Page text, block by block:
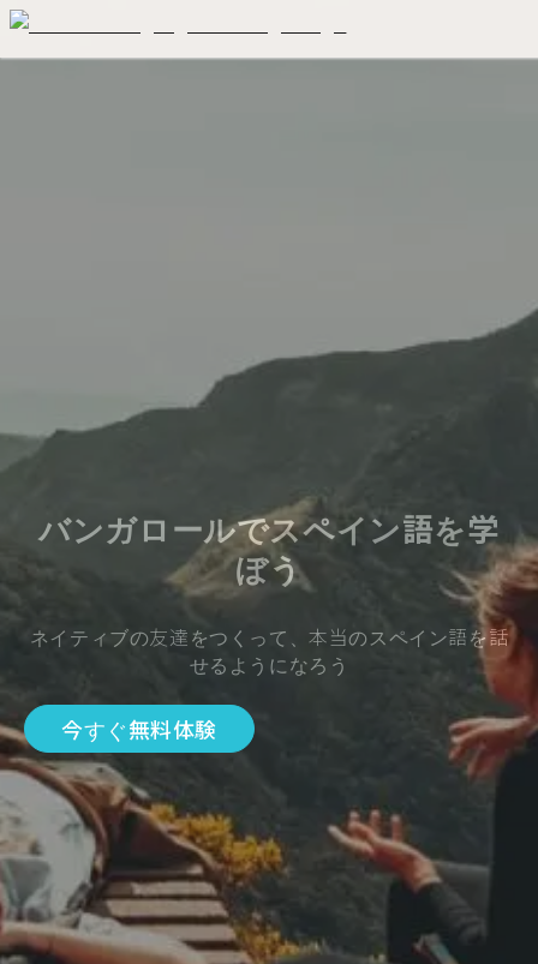
バンガロールでスペイン語を学
ぼう
ネイティブの友達をつくって、本当のスペイン語を話
せるようになろう
今すぐ無料体験